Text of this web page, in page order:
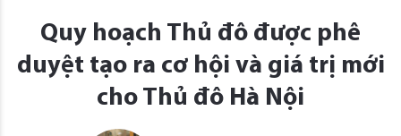
Quy hoạch Thủ đô được phê
duyệt tạo ra cơ hội và giá trị mới
cho Thủ đô Hà Nội